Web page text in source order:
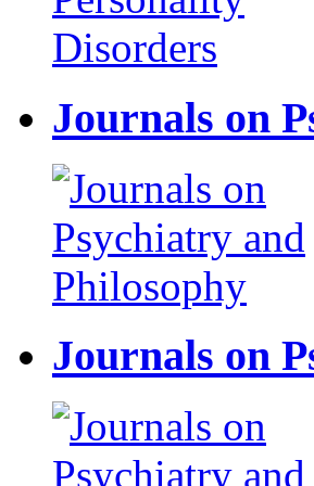
Journals on
Journals on